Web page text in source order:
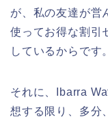
が、私の友達が営
使ってお得な割引
しているからです。
それに、Ibarra
想する限り、多分